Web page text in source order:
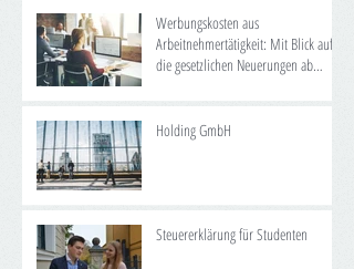
Werbungskosten aus
Arbeitnehmertätigkeit: Mit Blick auf
die gesetzlichen Neuerungen ab
Holding GmbH
Steuererklärung für Studenten